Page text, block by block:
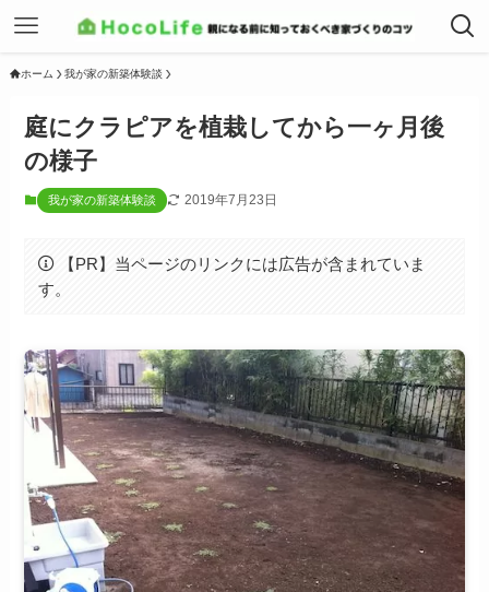
ホーム 我が家の新築体験談
庭にクラピアを植栽してから一ヶ月後
の様子
我が家の新築体験談 2019年7月23日
【PR】当ページのリンクには広告が含まれていま
す。